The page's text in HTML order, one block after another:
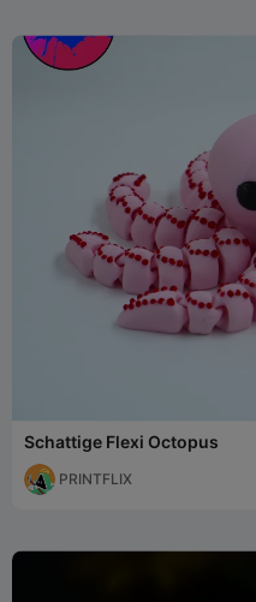
Schattige Flexi Octopus
PRINTFLIX